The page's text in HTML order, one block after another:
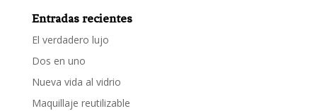
Entradas recientes
El verdadero lujo
Dos en uno
Nueva vida al vidrio
Maquillaje reutilizable